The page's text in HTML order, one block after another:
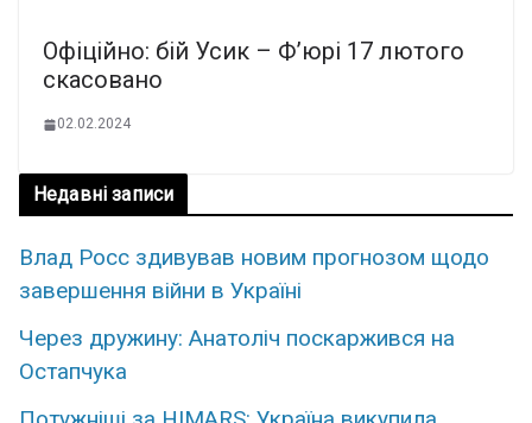
Офіційно: бій Усик – Ф’юрі 17 лютого
скасовано
02.02.2024
Недавні записи
Влад Росс здивував новим прогнозом щодо
завершення війни в Україні
Через дружину: Анатоліч поскаржився на
Остапчука